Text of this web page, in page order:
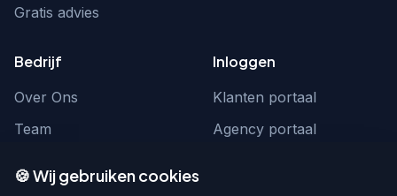
Gratis advies
Bedrijf
Over Ons
Team
Inloggen
Klanten portaal
Agency portaal
🍪 Wij gebruiken cookies